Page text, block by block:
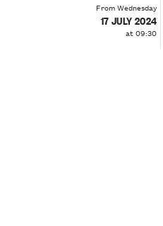
From Wednesday
17 JULY 2024
at 09:30